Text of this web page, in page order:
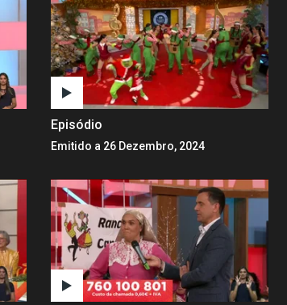
Episódio
Emitido a 26 Dezembro, 2024